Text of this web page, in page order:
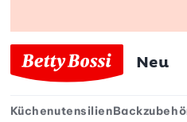
Neu
Küchenutensilien